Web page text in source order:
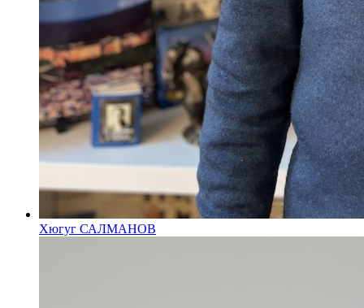
Хюгуг САЛМАНОВ